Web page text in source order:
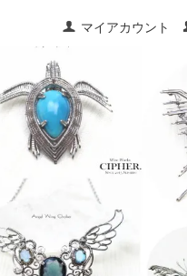
マイアカウント